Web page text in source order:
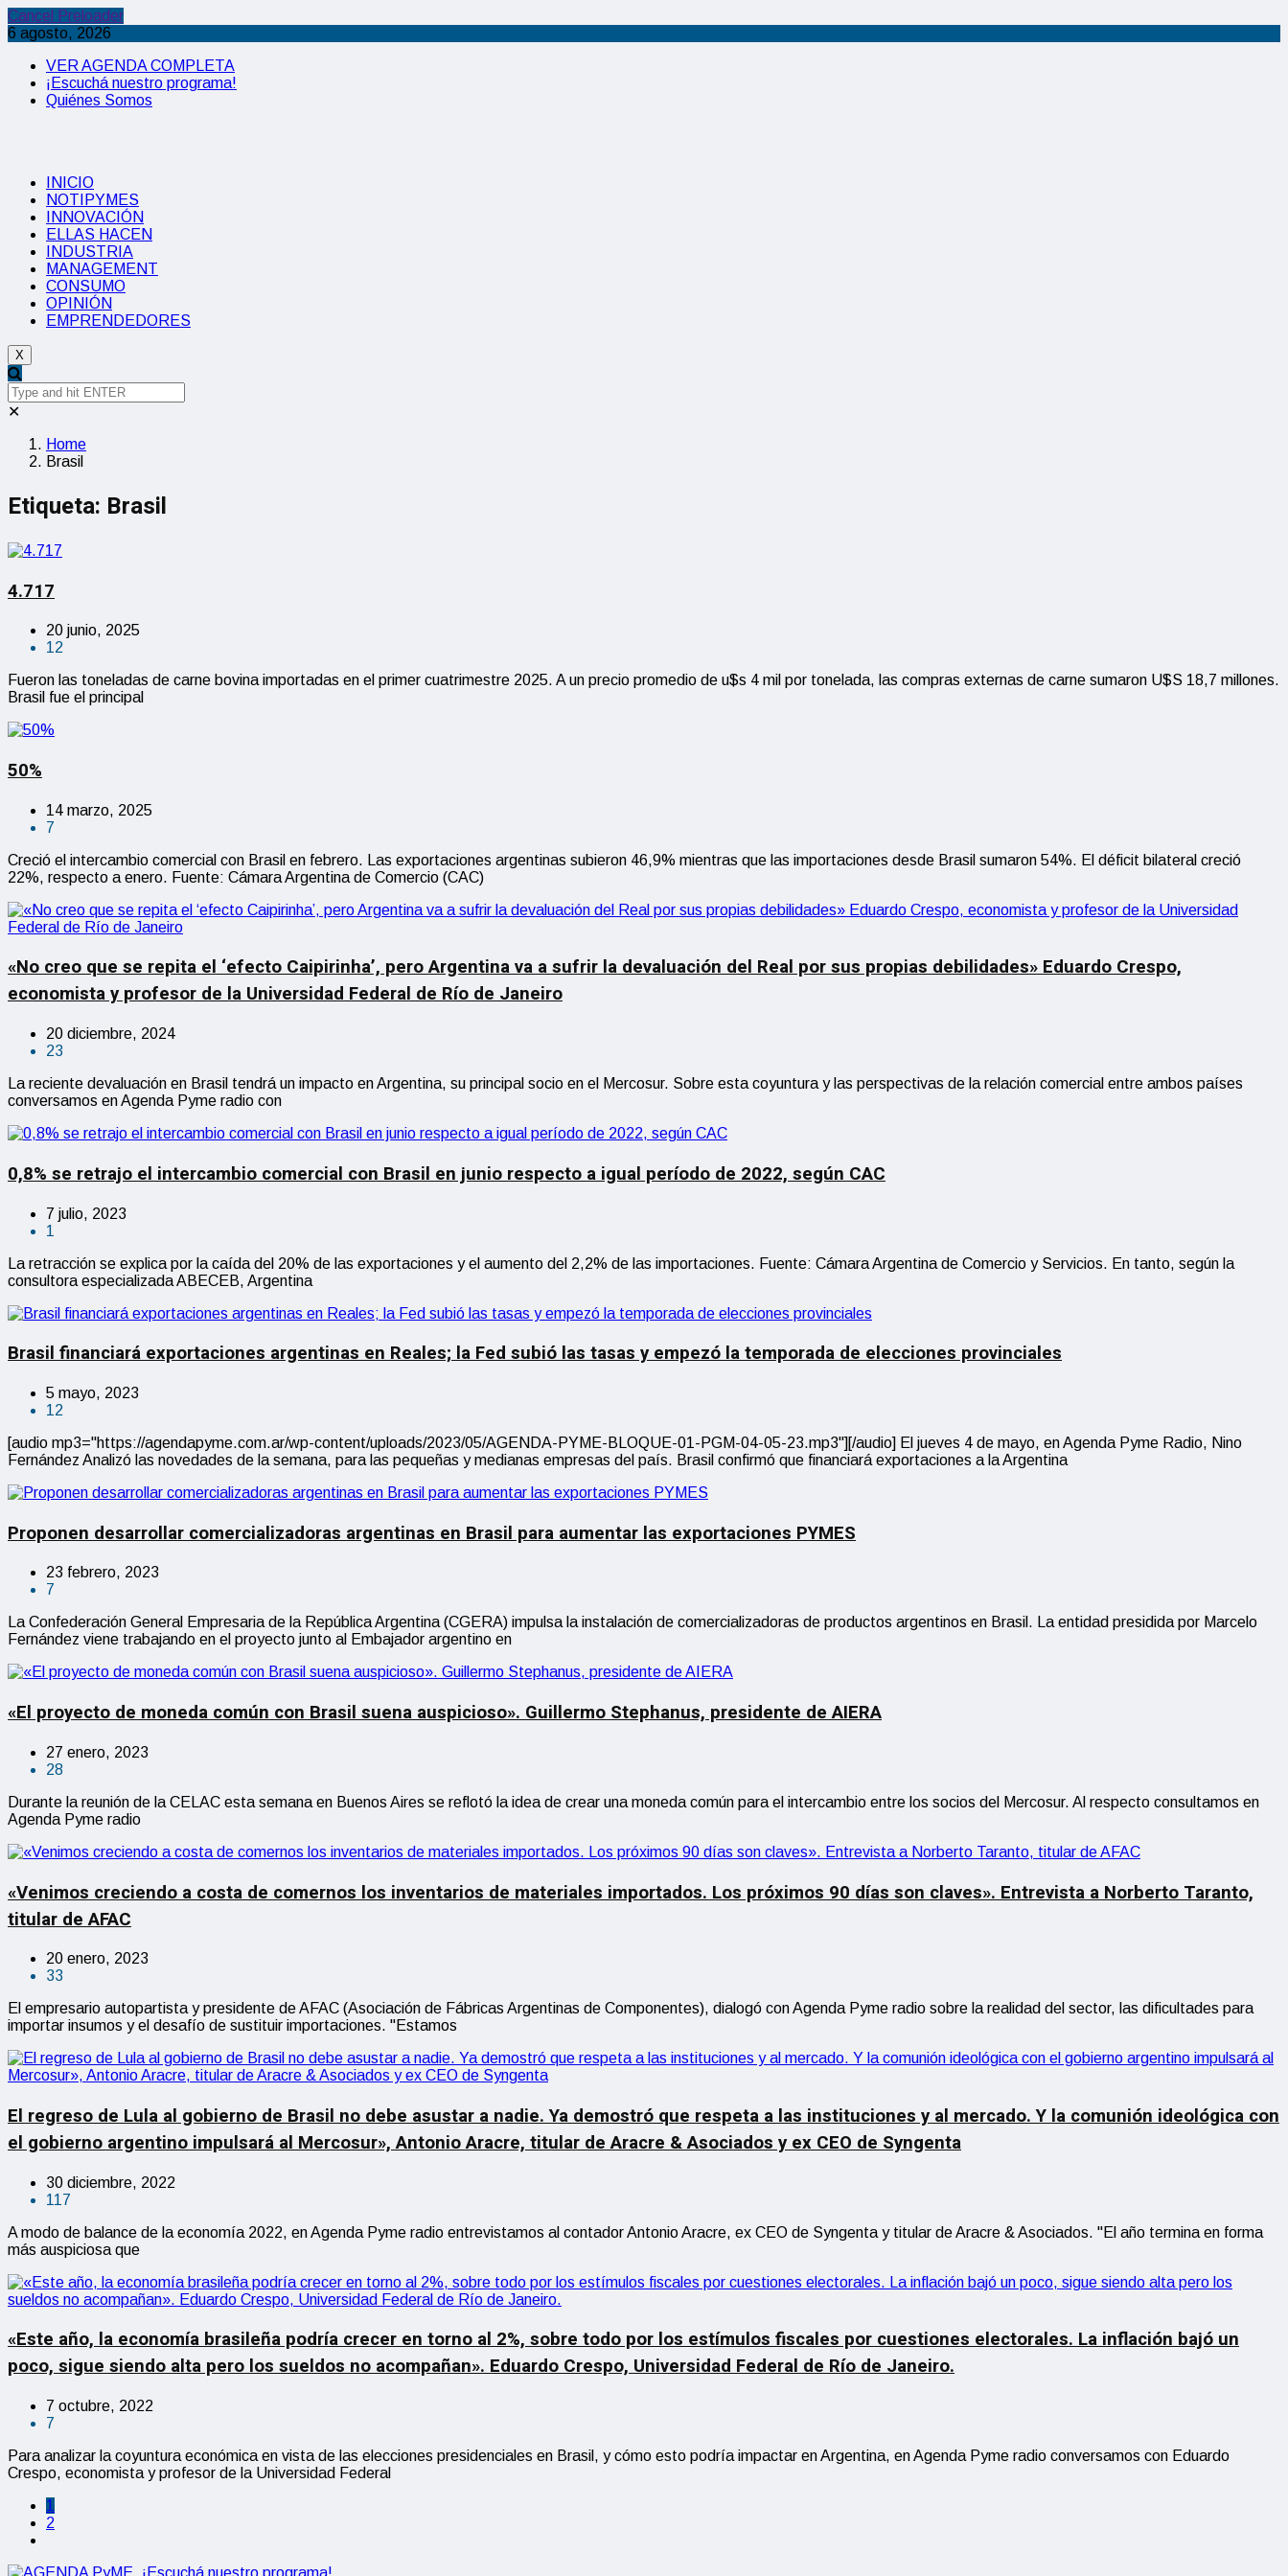
Cancel Preloader
6 agosto, 2026
VER AGENDA COMPLETA
¡Escuchá nuestro programa!
Quiénes Somos
INICIO
NOTIPYMES
INNOVACIÓN
ELLAS HACEN
INDUSTRIA
MANAGEMENT
CONSUMO
OPINIÓN
EMPRENDEDORES
X
✕
Home
Brasil
Etiqueta: Brasil
4.717
20 junio, 2025
12
Fueron las toneladas de carne bovina importadas en el primer cuatrimestre 2025. A un precio promedio de u$s 4 mil por tonelada, las compras externas de carne sumaron U$S 18,7 millones.
Brasil fue el principal
50%
14 marzo, 2025
7
Creció el intercambio comercial con Brasil en febrero. Las exportaciones argentinas subieron 46,9% mientras que las importaciones desde Brasil sumaron 54%. El déficit bilateral creció
22%, respecto a enero. Fuente: Cámara Argentina de Comercio (CAC)
«No creo que se repita el ‘efecto Caipirinha’, pero Argentina va a sufrir la devaluación del Real por sus propias debilidades» Eduardo Crespo,
economista y profesor de la Universidad Federal de Río de Janeiro
20 diciembre, 2024
23
La reciente devaluación en Brasil tendrá un impacto en Argentina, su principal socio en el Mercosur. Sobre esta coyuntura y las perspectivas de la relación comercial entre ambos países
conversamos en Agenda Pyme radio con
0,8% se retrajo el intercambio comercial con Brasil en junio respecto a igual período de 2022, según CAC
7 julio, 2023
1
La retracción se explica por la caída del 20% de las exportaciones y el aumento del 2,2% de las importaciones. Fuente: Cámara Argentina de Comercio y Servicios. En tanto, según la
consultora especializada ABECEB, Argentina
Brasil financiará exportaciones argentinas en Reales; la Fed subió las tasas y empezó la temporada de elecciones provinciales
5 mayo, 2023
12
[audio mp3="https://agendapyme.com.ar/wp-content/uploads/2023/05/AGENDA-PYME-BLOQUE-01-PGM-04-05-23.mp3"][/audio] El jueves 4 de mayo, en Agenda Pyme Radio, Nino
Fernández Analizó las novedades de la semana, para las pequeñas y medianas empresas del país. Brasil confirmó que financiará exportaciones a la Argentina
Proponen desarrollar comercializadoras argentinas en Brasil para aumentar las exportaciones PYMES
23 febrero, 2023
7
La Confederación General Empresaria de la República Argentina (CGERA) impulsa la instalación de comercializadoras de productos argentinos en Brasil. La entidad presidida por Marcelo
Fernández viene trabajando en el proyecto junto al Embajador argentino en
«El proyecto de moneda común con Brasil suena auspicioso». Guillermo Stephanus, presidente de AIERA
27 enero, 2023
28
Durante la reunión de la CELAC esta semana en Buenos Aires se reflotó la idea de crear una moneda común para el intercambio entre los socios del Mercosur. Al respecto consultamos en
Agenda Pyme radio
«Venimos creciendo a costa de comernos los inventarios de materiales importados. Los próximos 90 días son claves». Entrevista a Norberto Taranto,
titular de AFAC
20 enero, 2023
33
El empresario autopartista y presidente de AFAC (Asociación de Fábricas Argentinas de Componentes), dialogó con Agenda Pyme radio sobre la realidad del sector, las dificultades para
importar insumos y el desafío de sustituir importaciones. "Estamos
El regreso de Lula al gobierno de Brasil no debe asustar a nadie. Ya demostró que respeta a las instituciones y al mercado. Y la comunión ideológica con
el gobierno argentino impulsará al Mercosur», Antonio Aracre, titular de Aracre & Asociados y ex CEO de Syngenta
30 diciembre, 2022
117
A modo de balance de la economía 2022, en Agenda Pyme radio entrevistamos al contador Antonio Aracre, ex CEO de Syngenta y titular de Aracre & Asociados. "El año termina en forma
más auspiciosa que
«Este año, la economía brasileña podría crecer en torno al 2%, sobre todo por los estímulos fiscales por cuestiones electorales. La inflación bajó un
poco, sigue siendo alta pero los sueldos no acompañan». Eduardo Crespo, Universidad Federal de Río de Janeiro.
7 octubre, 2022
7
Para analizar la coyuntura económica en vista de las elecciones presidenciales en Brasil, y cómo esto podría impactar en Argentina, en Agenda Pyme radio conversamos con Eduardo
Crespo, economista y profesor de la Universidad Federal
1
2